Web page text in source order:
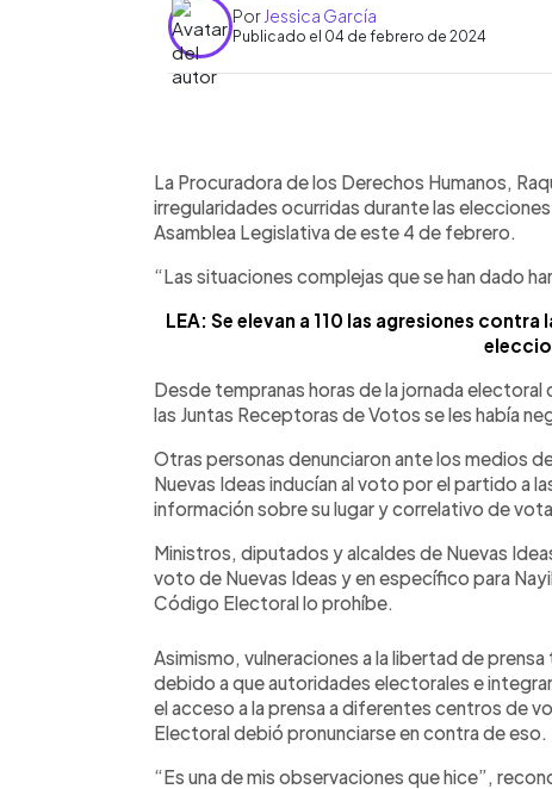
Por Jessica García
Publicado el 04 de febrero de 2024
Escuchar artículo
La Procuradora de los Derechos Humanos,
irregularidades ocurridas durante las
Asamblea Legislativa de este 4 de febrero.
“Las situaciones complejas que se han dado
LEA: Se elevan a 110 las agresiones
Desde tempranas horas de la jornada
las Juntas Receptoras de Votos se les había
Otras personas denunciaron ante los medios
Nuevas Ideas inducían al voto por el partido a
información sobre su lugar y correlativo de
Ministros, diputados y alcaldes de Nuevas
voto de Nuevas Ideas y en específico para
Código Electoral lo prohíbe.
Asimismo, vulneraciones a la libertad de
debido a que autoridades electorales e
el acceso a la prensa a diferentes centros de
Electoral debió pronunciarse en contra de eso.
“Es una de mis observaciones que hice”,